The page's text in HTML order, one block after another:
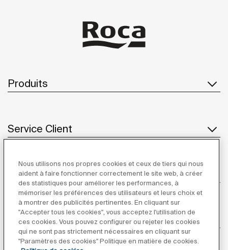
Produits
Service Client
À propos de Roca
Inspiration
Suivez-nous
Nous utilisons nos propres cookies et ceux de tiers qui nous
aident à faire fonctionner correctement le site web, à créer
des statistiques pour améliorer les performances, à
mémoriser les préférences des utilisateurs et leurs choix et
à montrer des publicités pertinentes. En cliquant sur
"Accepter tous les cookies", vous acceptez l'utilisation de
ces cookies. Vous pouvez configurer ou rejeter les cookies
qui ne sont pas strictement nécessaires en cliquant sur
"Paramètres des cookies" Politique en matière de cookies.